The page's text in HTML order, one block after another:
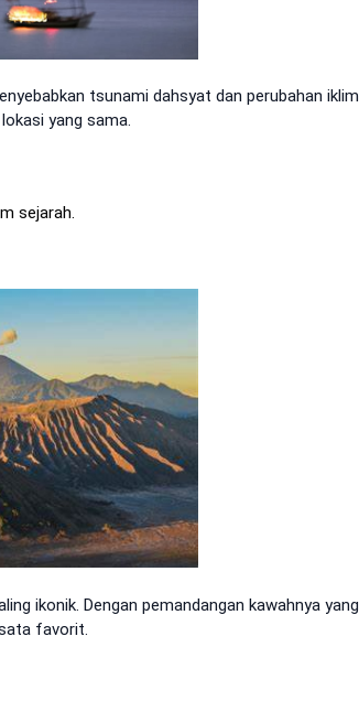
tsunami dahsyat dan perubahan iklim
yang sama.
sejarah.
ikonik. Dengan pemandangan kawahnya yang
favorit.